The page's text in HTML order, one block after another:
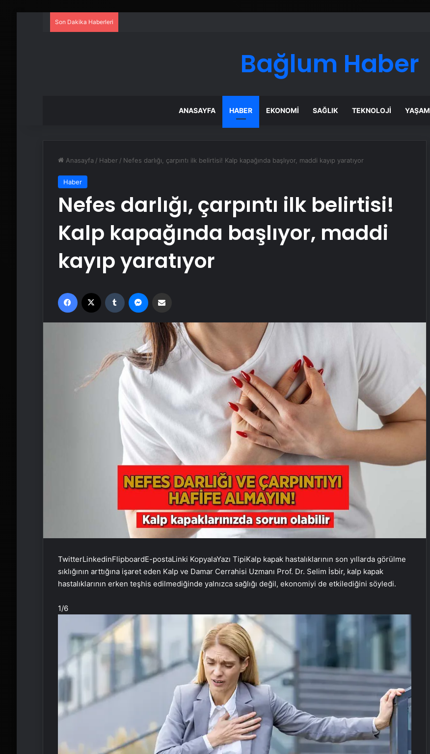
Son Dakika Haberleri
Bağlum Haber
ANASAYFA HABER EKONOMI SAĞLIK TEKNOLOJI YAŞAM
Anasayfa / Haber / Nefes darlığı, çarpıntı ilk belirtisi! Kalp kapağında başlıyor, maddi kayıp yaratıyor
Haber
Nefes darlığı, çarpıntı ilk belirtisi!
Kalp kapağında başlıyor, maddi
kayıp yaratıyor
Facebook Tumblr
TwitterLinkedinFlipboardE-postaLinki KopyalaYazı TipiKalp kapak hastalıklarının son yıllarda görülme
sıklığının arttığına işaret eden Kalp ve Damar Cerrahisi Uzmanı Prof. Dr. Selim İsbir, kalp kapak
hastalıklarının erken teşhis edilmediğinde yalnızca sağlığı değil, ekonomiyi de etkilediğini söyledi.
1/6